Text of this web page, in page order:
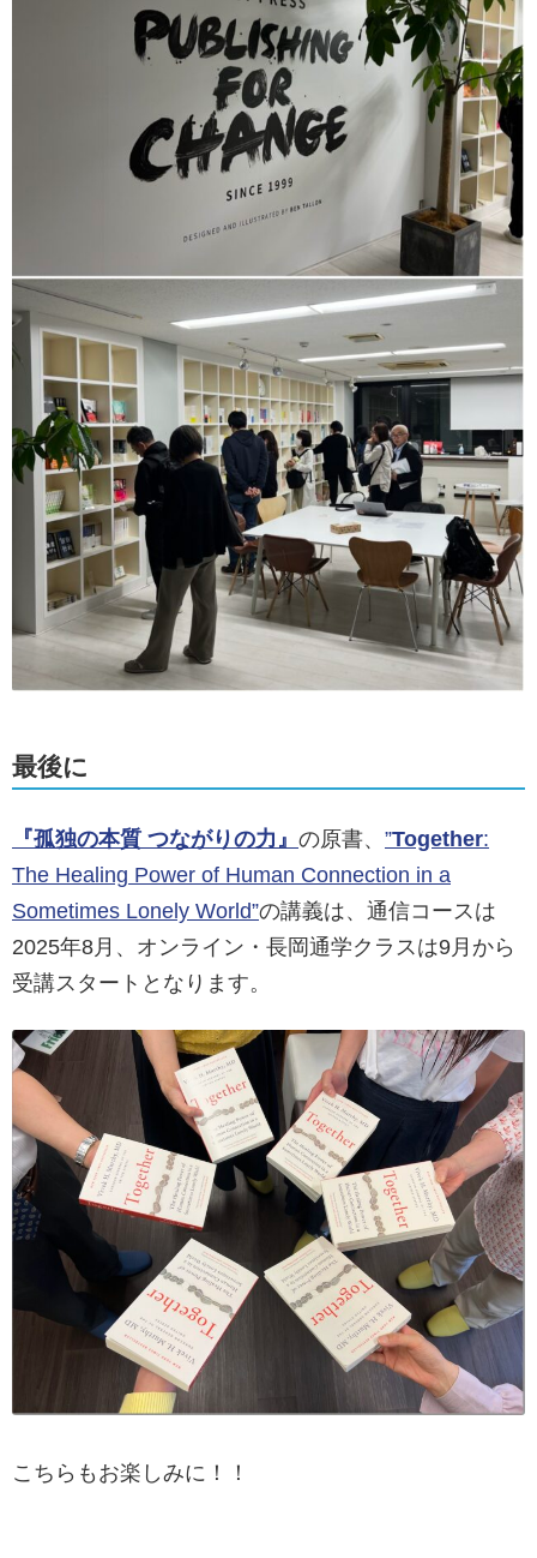
最後に
『孤独の本質 つながりの力』 の原書、 ”Together:
The Healing Power of Human Connection in a
Sometimes Lonely World”の講義は、通信コースは
2025年8月、オンライン・長岡通学クラスは9月から
受講スタートとなります。
こちらもお楽しみに！！